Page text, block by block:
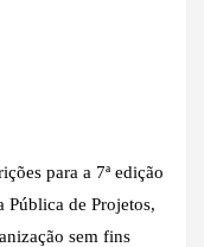
para a 7ª edição
Pública de Projetos,
sem fins